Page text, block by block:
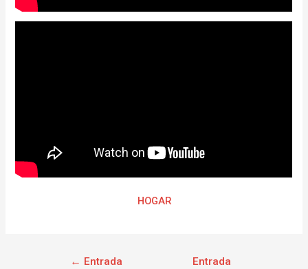
HOGAR
← Entrada
Entrada